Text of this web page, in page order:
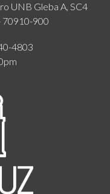
UNB Gleba A, SC4
70910-900
4803